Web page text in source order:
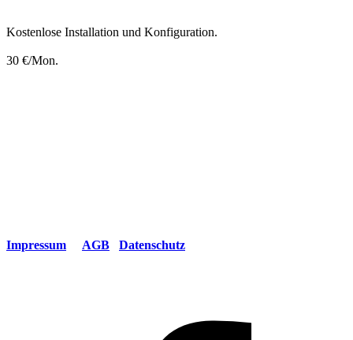
Kostenlose Installation und Konfiguration.
30 €/Mon.
Impressum AGB Datenschutz